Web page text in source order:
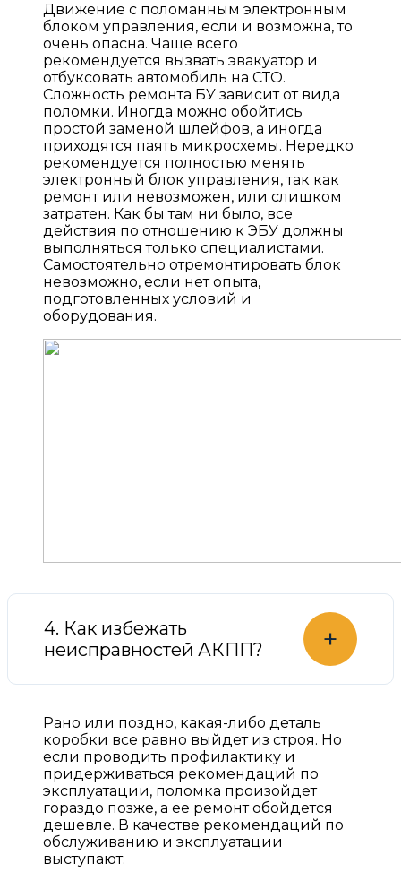
Движение с поломанным электронным
блоком управления, если и возможна, то
очень опасна. Чаще всего
рекомендуется вызвать эвакуатор и
отбуксовать автомобиль на СТО.
Сложность ремонта БУ зависит от вида
поломки. Иногда можно обойтись
простой заменой шлейфов, а иногда
приходятся паять микросхемы. Нередко
рекомендуется полностью менять
электронный блок управления, так как
ремонт или невозможен, или слишком
затратен. Как бы там ни было, все
действия по отношению к ЭБУ должны
выполняться только специалистами.
Самостоятельно отремонтировать блок
невозможно, если нет опыта,
подготовленных условий и
оборудования.
4. Как избежать
неисправностей АКПП?
+
Рано или поздно, какая-либо деталь
коробки все равно выйдет из строя. Но
если проводить профилактику и
придерживаться рекомендаций по
эксплуатации, поломка произойдет
гораздо позже, а ее ремонт обойдется
дешевле. В качестве рекомендаций по
обслуживанию и эксплуатации
выступают: